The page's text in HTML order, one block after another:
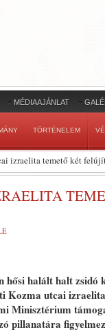
MÉDIAAJÁNLAT
TÖRTÉNELEM
izraelita temető két
halált halt zsidó
Kozma utcai
Minisztérium
pillanatára